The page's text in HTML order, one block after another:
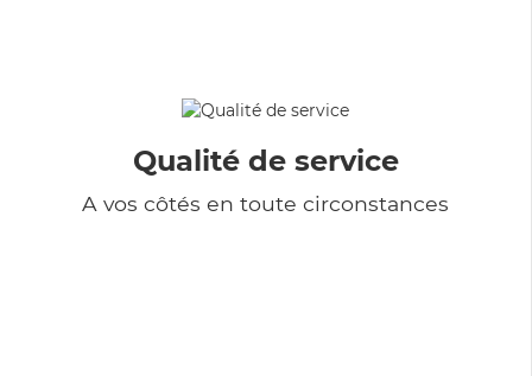
Qualité de service
A vos côtés en toute circonstances